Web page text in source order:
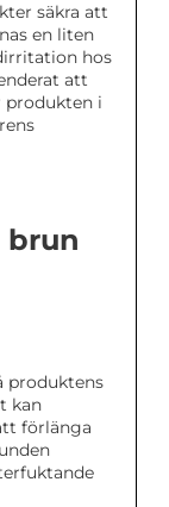
säkra att
en liten
hos
att
produkten i
brun
produktens
kan
förlänga